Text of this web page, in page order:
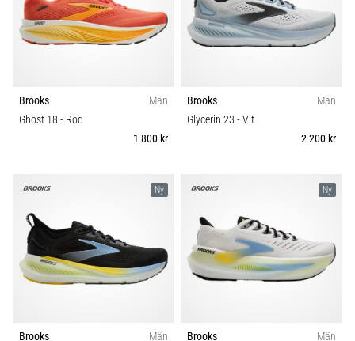
Brooks
Män
Ghost 18 - Röd
1 800 kr
Brooks
Män
Glycerin 23 - Vit
2 200 kr
Ny
Brooks Män
Ny
Brooks Män